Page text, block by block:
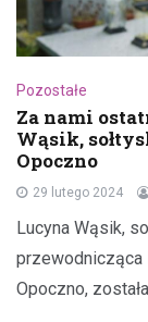
Pozostałe
Za nami
Wąsik,
Opoczno
29 lutego 2024
Lucyna Wąsik,
przewodnicząca
Opoczno,